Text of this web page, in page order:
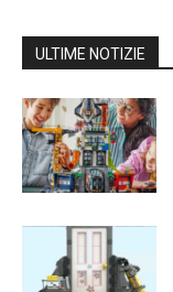
ULTIME NOTIZIE